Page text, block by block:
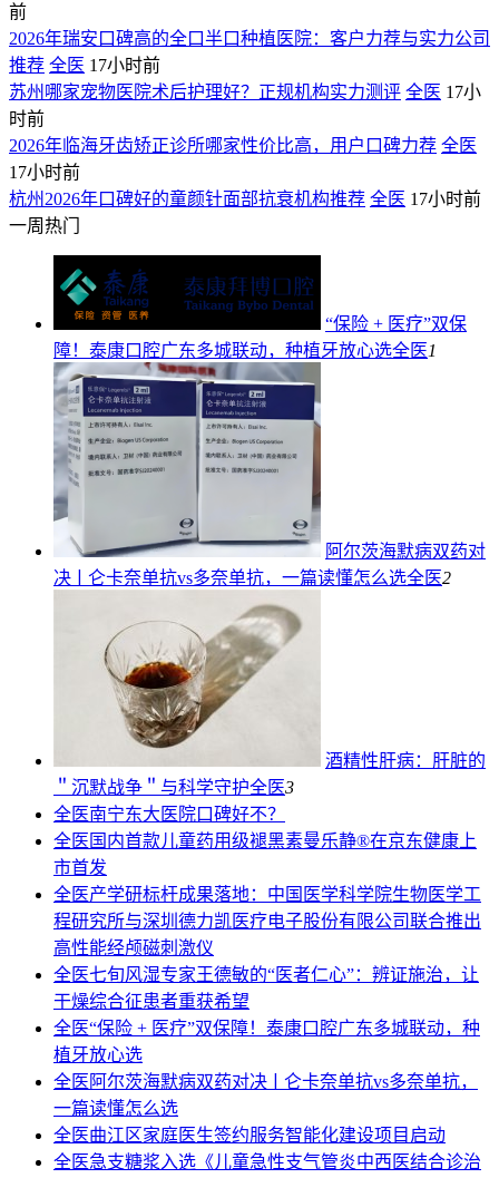
前
2026年瑞安口碑高的全口半口种植医院：客户力荐与实力公司
推荐 全医 17小时前
苏州哪家宠物医院术后护理好？正规机构实力测评 全医 17小
时前
2026年临海牙齿矫正诊所哪家性价比高，用户口碑力荐 全医
17小时前
杭州2026年口碑好的童颜针面部抗衰机构推荐 全医 17小时前
一周热门
“保险 + 医疗”双保
障！泰康口腔广东多城联动，种植牙放心选全医1
阿尔茨海默病双药对
决ￜ仑卡奈单抗vs多奈单抗，一篇读懂怎么选全医2
酒精性肝病：肝脏的
＂沉默战争＂与科学守护全医3
全医南宁东大医院口碑好不？
全医 国内首款儿童药用级褪黑素曼乐静®在京东健康上
市首发
全医产学研标杆成果落地：中国医学科学院生物医学工
程研究所与深圳德力凯医疗电子股份有限公司联合推出
高性能经颅磁刺激仪
全医七旬风湿专家王德敏的“医者仁心”：辨证施治，让
干燥综合征患者重获希望
全医“保险 + 医疗”双保障！泰康口腔广东多城联动，种
植牙放心选
全医 阿尔茨海默病双药对决ￜ仑卡奈单抗vs多奈单抗，
一篇读懂怎么选
全医曲江区家庭医生签约服务智能化建设项目启动
全医急支糖浆入选《儿童急性支气管炎中西医结合诊治